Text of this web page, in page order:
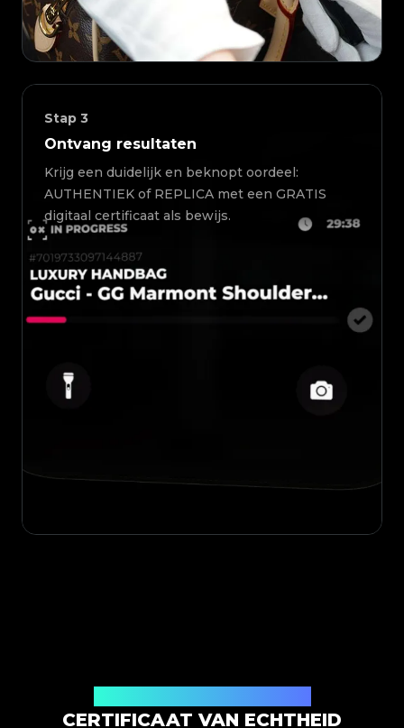
Stap 3
Ontvang resultaten
Krijg een duidelijk en beknopt oordeel:
AUTHENTIEK of REPLICA met een GRATIS
digitaal certificaat als bewijs.
CERTIFICAAT VAN ECHTHEID